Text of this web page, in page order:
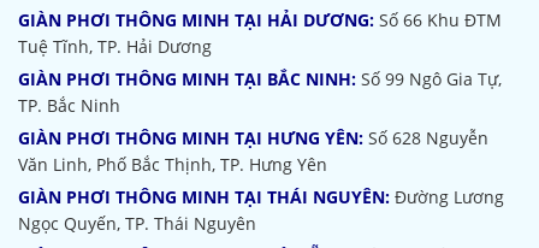
GIÀN PHƠI THÔNG MINH TẠI HẢI DƯƠNG: Số 66 Khu ĐTM
Tuệ Tĩnh, TP. Hải Dương
GIÀN PHƠI THÔNG MINH TẠI BẮC NINH: Số 99 Ngô Gia Tự,
TP. Bắc Ninh
GIÀN PHƠI THÔNG MINH TẠI HƯNG YÊN: Số 628 Nguyễn
Văn Linh, Phố Bắc Thịnh, TP. Hưng Yên
GIÀN PHƠI THÔNG MINH TẠI THÁI NGUYÊN: Đường Lương
Ngọc Quyến, TP. Thái Nguyên